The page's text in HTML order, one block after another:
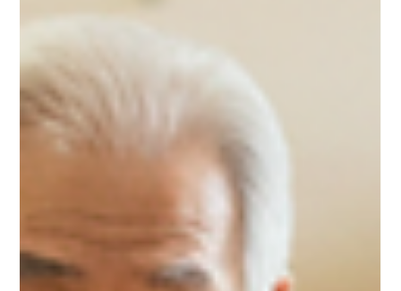
母がまた笑うようになった日──「私の
選択は間違っていなかった」と思え
た、「デイサービスあずさ」との出会
「母がまた笑うようになった」——それは、介護に悩む中で出
会ったデイサービスがくれた、何よりの変化でした。父を亡く
し、日常に閉じこもりがちになった母。罪悪感と葛藤を抱えな
がらも踏み出した“見学”が、母にも私にも新しい安心をもたらし
ました。初めての通所で緊張していた母が、帰宅後に嬉しそう
に歌の話をしたあの日、私は「この選択は間違っていなかっ